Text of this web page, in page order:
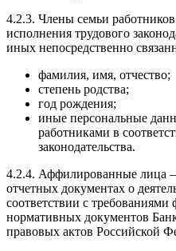
4.2.3. Члены семьи
исполнения трудового
иных непосредственно
фамилия, имя, отчество;
степень родства;
год рождения;
иные персональные
работниками в
законодательства.
4.2.4. Аффилированные лица
отчетных документах о
соответствии с требованиями
нормативных документов
правовых актов Российской